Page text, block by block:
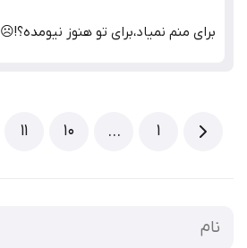
برای منم نمیاد،برای تو هنوز نیومده؟!☹
1
…
10
11